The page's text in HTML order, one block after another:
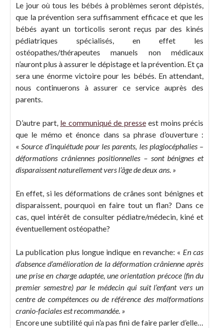
Le jour où tous les bébés à problèmes seront dépistés,
que la prévention sera suffisamment efficace et que les
bébés ayant un torticolis seront reçus par des kinés
pédiatriques spécialisés, en effet les
ostéopathes/thérapeutes manuels non médicaux
n’auront plus à assurer le dépistage et la prévention. Et ça
sera une énorme victoire pour les bébés. En attendant,
nous continuerons à assurer ce service auprès des
parents.
D’autre part, le communiqué de presseest moins précis
que le mémo et énonce dans sa phrase d’ouverture :
«Source d’inquiétude pour les parents, les plagiocéphalies –
déformations crâniennes positionnelles – sont bénignes et
disparaissent naturellement vers l’âge de deux ans. »
En effet, si les déformations de crânes sont bénignes et
disparaissent, pourquoi en faire tout un flan? Dans ce
cas, quel intérêt de consulter pédiatre/médecin, kiné et
éventuellement ostéopathe?
La publication plus longue indique en revanche: « En cas
d’absence d’amélioration de la déformation crânienne après
une prise en charge adaptée, une orientation précoce (fin du
premier semestre) par le médecin qui suit l’enfant vers un
centre de compétences ou de référence des malformations
cranio-faciales est recommandée. »
Encore une subtilité qui n’a pas fini de faire parler d’elle…